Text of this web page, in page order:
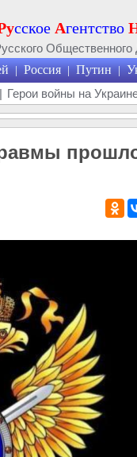
сское Агентство
| Россия | Путин |
| Герои войны на